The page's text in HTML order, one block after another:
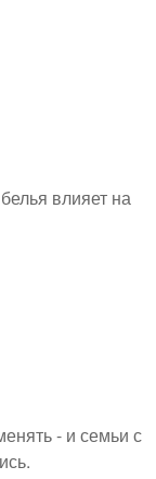
влияет на
- и семьи с